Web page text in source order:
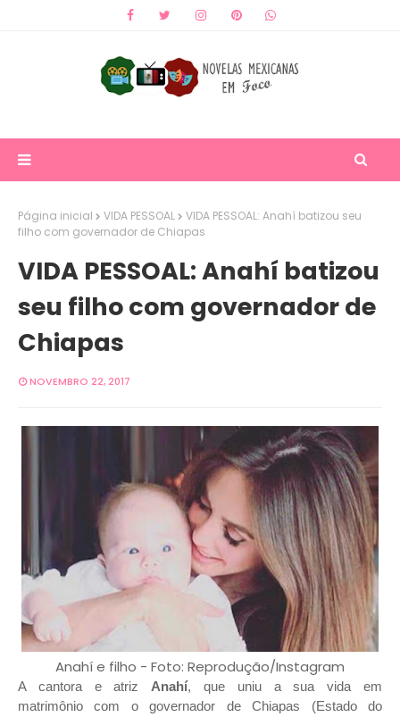
Página inicial VIDA PESSOAL
VIDA PESSOAL: Anahí batizou seu
filho com governador de Chiapas
VIDA PESSOAL: Anahí batizou
seu filho com governador de
Chiapas
NOVEMBRO 22, 2017
Anahí e filho - Foto: Reprodução/Instagram
A cantora e atriz Anahí, que uniu a sua vida em
matrimônio com o governador de Chiapas (Estado do